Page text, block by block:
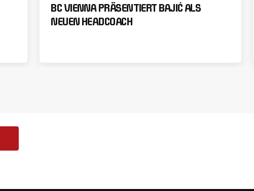
BC VIENNA PRÄSENTIERT BAJIĆ ALS
NEUEN HEADCOACH